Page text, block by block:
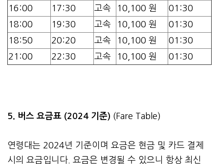
16:00
17:30 고속 10,100 원
01:30
18:00
19:30 고속 10,100 원
01:30
18:50
20:20 고속 10,100 원
01:30
21:00
22:30 고속 10,100 원 01:30
5. 버스 요금표 (2024 기준) (Fare Table)
연령대는 2024년 기준이며 요금은 현금 및 카드 결제
시의 요금입니다. 요금은 변경될 수 있으니 항상 최신